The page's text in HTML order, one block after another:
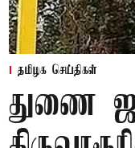
தமிழக செய்திகள்
துணை